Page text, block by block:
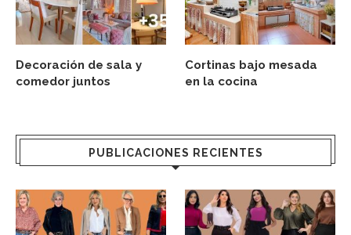
Decoración de sala y
comedor juntos
Cortinas bajo mesada
en la cocina
PUBLICACIONES RECIENTES